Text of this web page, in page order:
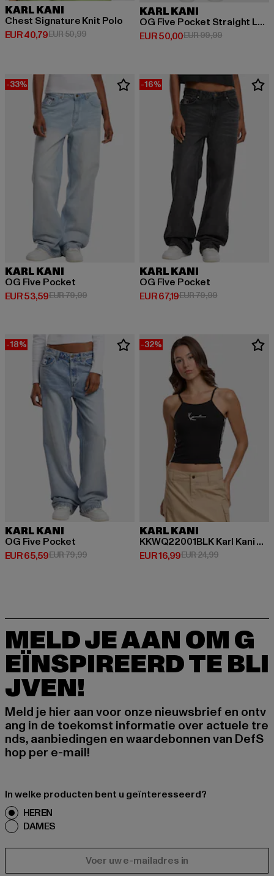
KARL KANI
Chest Signature Knit Polo
EUR 40,79
Huidige prijs: EUR 40,79
EUR 50,99Actieprijs: EUR 50,99
KARL KANI
OG Five Pocket Straight Leg
EUR 50,00
Huidige prijs: EUR 50,00
EUR 99,99Actieprijs:
-33%
KARL KANI
OG Five Pocket
EUR 53,59
Huidige prijs: EUR 53,59
EUR 79,99Actieprijs: EUR 79,99
-16%
KARL KANI
OG Five Pocket
EUR 67,19
Huidige prijs: EUR 67,19
EUR 79,99Actieprijs:
-18%
KARL KANI
OG Five Pocket
EUR 65,59
Huidige prijs: EUR 65,59
EUR 79,99Actieprijs: EUR 79,99
-32%
KARL KANI
KKWQ22001BLK Karl Kani Tape Small Signature Top
EUR 16,99
Huidige prijs: EUR 16,99
EUR 24,99Actieprijs:
MELD JE AAN OM G
EÏNSPIREERD TE BLI
JVEN!
Meld je hier aan voor onze nieuwsbrief en ontv
ang in de toekomst informatie over actuele tre
nds, aanbiedingen en waardebonnen van DefS
hop per e-mail!
In welke producten bent u geïnteresseerd?
HEREN
DAMES